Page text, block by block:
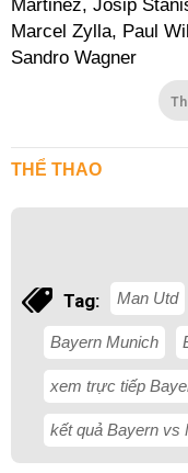
Martinez, Josip
Marcel Zylla, Paul
Sandro Wagner
THỂ THAO
Tag: Man Utd
Bayern Munich
xem trực tiếp
kết quả Bayern vs